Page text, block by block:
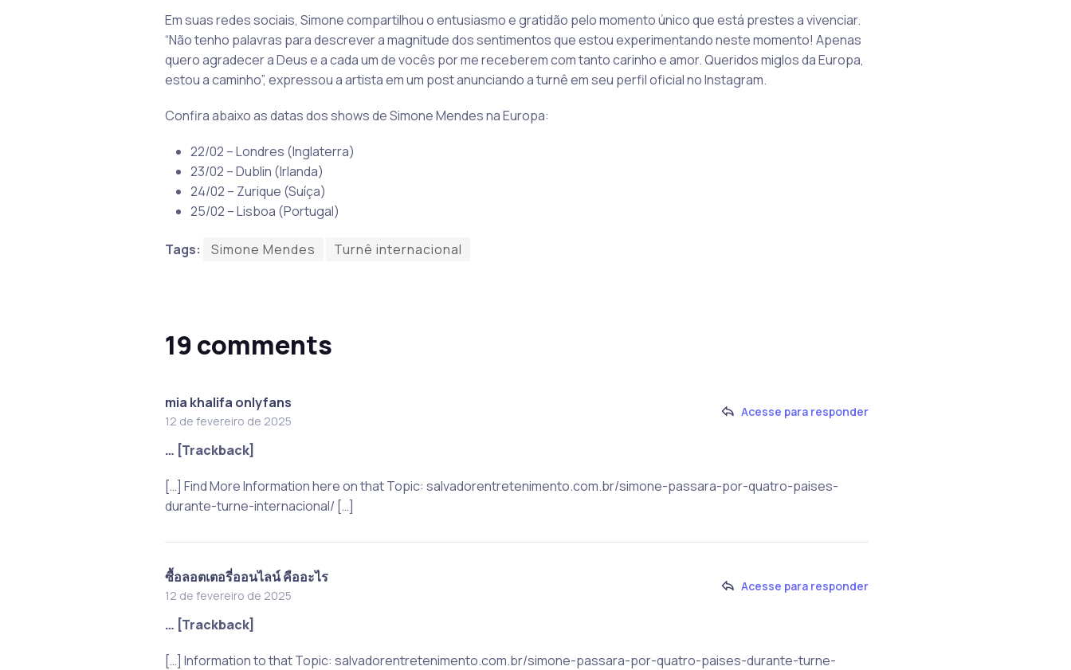
Em suas redes sociais, Simone compartilhou o entusiasmo e gratidão pelo momento único que está prestes a vivenciar.
“Não tenho palavras para descrever a magnitude dos sentimentos que estou experimentando neste momento! Apenas
quero agradecer a Deus e a cada um de vocês por me receberem com tanto carinho e amor. Queridos miglos da Europa,
estou a caminho”, expressou a artista em um post anunciando a turnê em seu perfil oficial no Instagram.
Confira abaixo as datas dos shows de Simone Mendes na Europa:
22/02 – Londres (Inglaterra)
23/02 – Dublin (Irlanda)
24/02 – Zurique (Suíça)
25/02 – Lisboa (Portugal)
Tags: Simone Mendes Turnê internacional
19 comments
mia khalifa onlyfans
12 de fevereiro de 2025
Acesse para responder
… [Trackback]
[…] Find More Information here on that Topic: salvadorentretenimento.com.br/simone-passara-por-quatro-paises-
durante-turne-internacional/ […]
ซื้อลอตเตอรี่ออนไลน์ คืออะไร
12 de fevereiro de 2025
Acesse para responder
… [Trackback]
[…] Information to that Topic: salvadorentretenimento.com.br/simone-passara-por-quatro-paises-durante-turne-